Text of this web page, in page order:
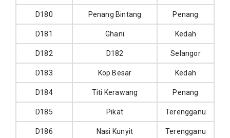
D180 Penang Bintang Penang
D181 Ghani Kedah
D182 D182 Selangor
D183 Kop Besar Kedah
D184 Titi Kerawang Penang
D185 Pikat Terengganu
D186 Nasi Kunyit Terengganu